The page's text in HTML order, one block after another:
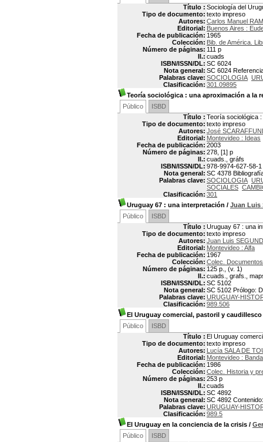
Título : Sociología del
Tipo de documento: texto impreso
Autores: Carlos Manuel
Editorial: Buenos Aires :
Fecha de publicación: 1965
Colección: Bib. de América.
Número de páginas: 111 p
Il.: cuads
ISBN/ISSN/DL: SC 6024
Nota general: SC 6024
Palabras clave: SOCIOLOGIA
Clasificación: 301.09895
Teoría sociológica : una aproximación a la
Público
ISBD
Título : Teoría sociológica
Tipo de documento: texto impreso
Autores: José SCARAFFUNI
Editorial: Montevideo : Ideas
Fecha de publicación: 2003
Número de páginas: 278, [1] p
Il.: cuads., gráfs
ISBN/ISSN/DL: 978-9974-627-58-1
Nota general: SC 4378
Palabras clave: SOCIOLOGIA
SOCIALES
Clasificación: 301
Uruguay 67 : una interpretación / Juan Luis
Público
ISBD
Título : Uruguay 67 : una
Tipo de documento: texto impreso
Autores: Juan Luis
Editorial: Montevideo : Alfa
Fecha de publicación: 1967
Colección: Colec. Documentos
Número de páginas: 125 p., (v. 1)
Il.: cuads., grafs.,
ISBN/ISSN/DL: SC 5102
Nota general: SC 5102 Prólogo:
Palabras clave: URUGUAY-
Clasificación: 989.506
El Uruguay comercial, pastoril y caudillesco
Público
ISBD
Título : El Uruguay
Tipo de documento: texto impreso
Autores: Lucía SALA DE
Editorial: Montevideo :
Fecha de publicación: 1986
Colección: Colec. Historia y
Número de páginas: 253 p
Il.: cuads
ISBN/ISSN/DL: SC 4892
Nota general: SC 4892
Palabras clave: URUGUAY-
Clasificación: 989.5
El Uruguay en la conciencia de la crisis /
Público
ISBD